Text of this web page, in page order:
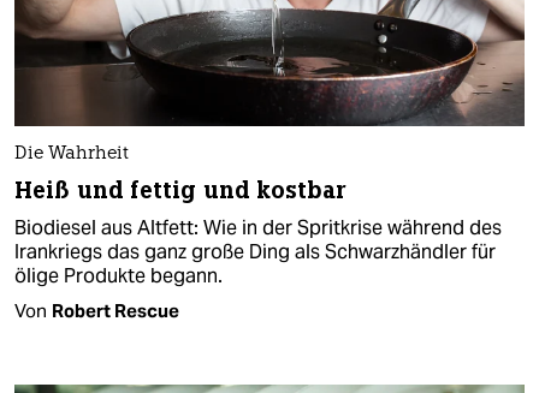
Die Wahrheit
Heiß und fettig und kostbar
Biodiesel aus Altfett: Wie in der Spritkrise während des
Irankriegs das ganz große Ding als Schwarzhändler für
ölige Produkte begann.
Von Robert Rescue